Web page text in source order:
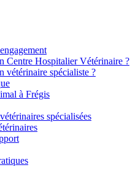
Centre Hospitalier Vétérinaire ?
vétérinaire spécialiste ?
à Frégis
spécialisées